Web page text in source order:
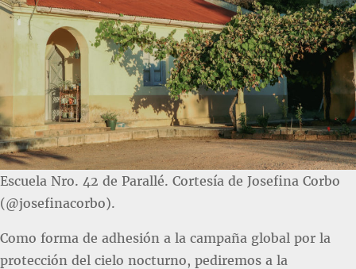
Escuela Nro. 42 de Parallé. Cortesía de Josefina Corbo
(@josefinacorbo).
Como forma de adhesión a la campaña global por la
protección del cielo nocturno, pediremos a la